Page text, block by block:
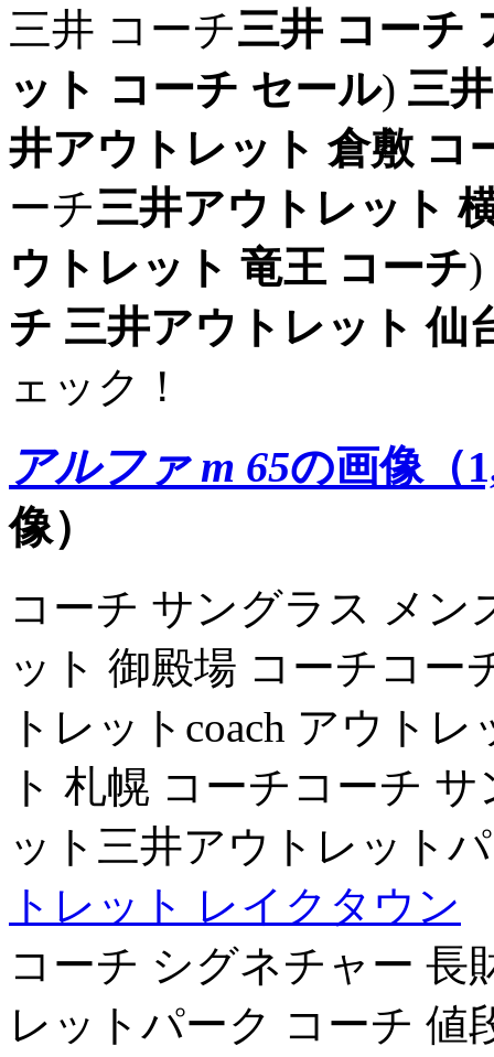
三井 コーチ三井 コーチ
ット コーチ セール) 三
井アウトレット 倉敷 コ
ーチ三井アウトレット
ウトレット 竜王 コーチ)
チ 三井アウトレット 仙
ェック！
アルファ m 65の画像（
像）
コーチ サングラス メ
ット 御殿場 コーチコー
トレットcoach アウト
ト 札幌 コーチコーチ
ット三井アウトレット
トレット レイクタウン
コーチ シグネチャー 長
レットパーク コーチ 値